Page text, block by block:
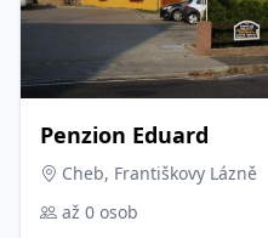
Penzion Eduard
Cheb, Františkovy Lázně
až 0 osob